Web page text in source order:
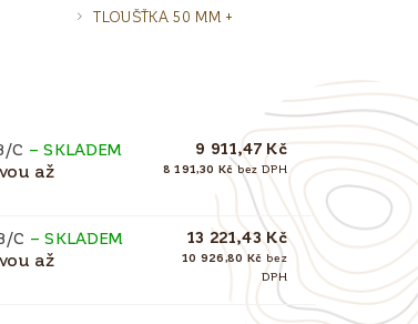
TLOUŠŤKA 50 MM +
C –SKLADEM
až
9 911,47 Kč
8 191,30 Kč bez DPH
C –SKLADEM
až
13 221,43 Kč
10 926,80 Kč bez
DPH